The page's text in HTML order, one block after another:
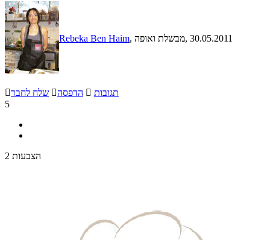
Rebeka Ben Haim , מבשלת ואופה, 30.05.2011
שלח לחבר הדפסה  תגובות
5
2 הצבעות